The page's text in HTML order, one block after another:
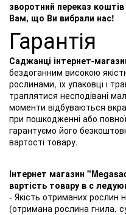
зворотний переказ
Вам, що Ви вибрали нас!
Гарантія
Саджанці інтернет-
бездоганним високою
рослинами, їх упаковці і
траплятися несподівані
моменти відбуваються
при пошкодженні або
гарантуємо його
вартості товару.
Інтернет магазин
вартість товару в с
- Якість отриманих рослин
(отримана рослина гнила,